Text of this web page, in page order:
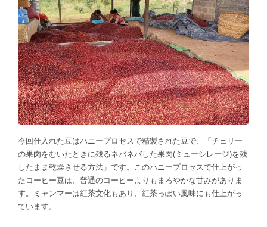
今回仕入れた豆はハニープロセスで精製された豆で、「チェリー
の果肉をむいたときに残るネバネバした果肉(ミューシレージ)を残
したまま乾燥させる方法」です。このハニープロセスで仕上がっ
たコーヒー豆は、普通のコーヒーよりもまろやかな甘みがありま
す。ミャンマーは紅茶文化もあり、紅茶っぽい風味にも仕上がっ
ています。